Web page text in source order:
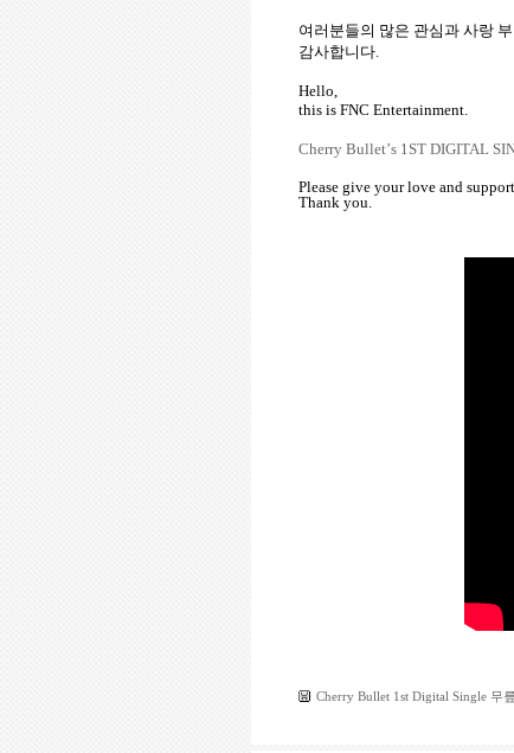
여러분들의 많은 관심과 사랑
감사합니다.
Hello,
this is FNC Entertainment.
Cherry Bullet’s 1ST DIGITAL
Please give your love and
Thank you.
Cherry Bullet 1st Digital Single 무